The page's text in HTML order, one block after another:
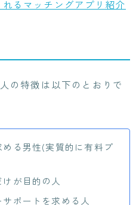
るマッチングアプリ紹介
の特徴は以下のとおりで
る男性(実質的に有料プ
が目的の人
ポートを求める人